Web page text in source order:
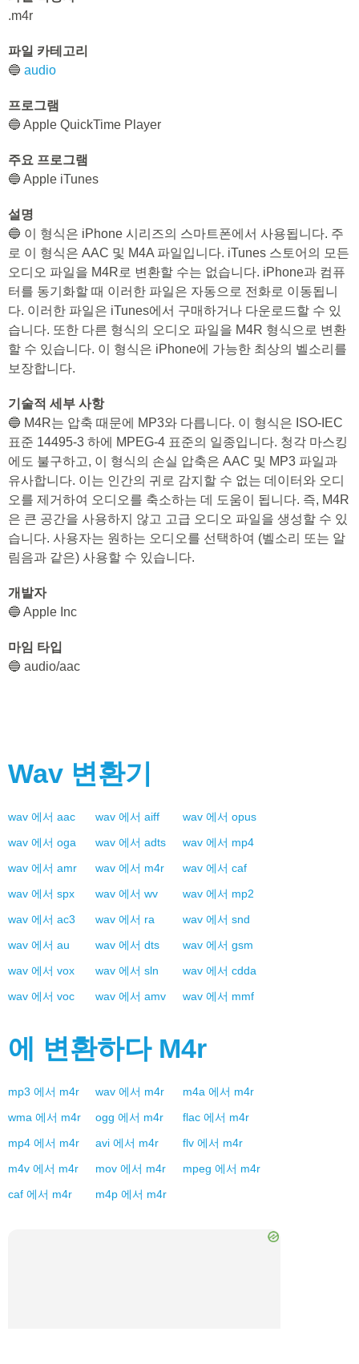
.m4r
파일 카테고리
🔵 audio
프로그램
🔵 Apple QuickTime Player
주요 프로그램
🔵 Apple iTunes
설명
🔵 이 형식은 iPhone 시리즈의 스마트폰에서 사용됩니다. 주
로 이 형식은 AAC 및 M4A 파일입니다. iTunes 스토어의 모든
오디오 파일을 M4R로 변환할 수는 없습니다. iPhone과 컴퓨
터를 동기화할 때 이러한 파일은 자동으로 전화로 이동됩니
다. 이러한 파일은 iTunes에서 구매하거나 다운로드할 수 있
습니다. 또한 다른 형식의 오디오 파일을 M4R 형식으로 변환
할 수 있습니다. 이 형식은 iPhone에 가능한 최상의 벨소리를
보장합니다.
기술적 세부 사항
🔵 M4R는 압축 때문에 MP3와 다릅니다. 이 형식은 ISO-IEC
표준 14495-3 하에 MPEG-4 표준의 일종입니다. 청각 마스킹
에도 불구하고, 이 형식의 손실 압축은 AAC 및 MP3 파일과
유사합니다. 이는 인간의 귀로 감지할 수 없는 데이터와 오디
오를 제거하여 오디오를 축소하는 데 도움이 됩니다. 즉, M4R
은 큰 공간을 사용하지 않고 고급 오디오 파일을 생성할 수 있
습니다. 사용자는 원하는 오디오를 선택하여 (벨소리 또는 알
림음과 같은) 사용할 수 있습니다.
개발자
🔵 Apple Inc
마임 타입
🔵 audio/aac
Wav 변환기
wav 에서 aac wav 에서 aiff wav 에서 opus
wav 에서 oga wav 에서 adts wav 에서 mp4
wav 에서 amr wav 에서 m4r wav 에서 caf
wav 에서 spx wav 에서 wv wav 에서 mp2
wav 에서 ac3 wav 에서 ra wav 에서 snd
wav 에서 au wav 에서 dts wav 에서 gsm
wav 에서 vox wav 에서 sln wav 에서 cdda
wav 에서 voc wav 에서 amv wav 에서 mmf
에 변환하다 M4r
mp3 에서 m4r wav 에서 m4r m4a 에서 m4r
wma 에서 m4r ogg 에서 m4r flac 에서 m4r
mp4 에서 m4r avi 에서 m4r flv 에서 m4r
m4v 에서 m4r mov 에서 m4r mpeg 에서 m4r
caf 에서 m4r m4p 에서 m4r